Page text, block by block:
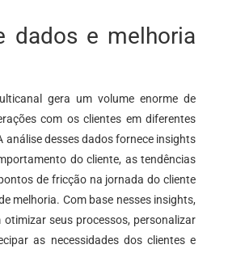
dados e melhoria
gera um volume enorme de
com os clientes em diferentes
análise desses dados fornece insights
do cliente, as tendências
de fricção na jornada do cliente
melhoria. Com base nesses insights,
otimizar seus processos, personalizar
as necessidades dos clientes e